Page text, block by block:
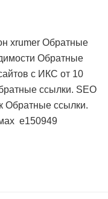
xrumer Обратные
Обратные
с ИКС от 10
ссылки. SEO
Обратные ссылки.
e150949